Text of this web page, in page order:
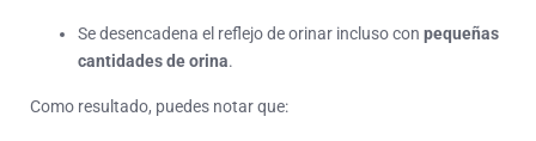
Se desencadena el reflejo de orinar incluso con pequeñas
cantidades de orina.
Como resultado, puedes notar que: